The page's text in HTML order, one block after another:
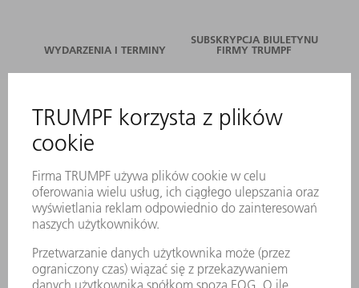
WYDARZENIA I TERMINY
SUBSKRYPCJA BIULETYNU
FIRMY TRUMPF
SERWIS ONLINE
KONTAKT
LOKALIZACJE
WYDARZENIA I TERMINY
SUBSKRYPCJA NEWSLETTERA
MYTRUMPF
KARTY BEZPIECZEŃSTWA
PRODUKTY
MASZYNY & SYSTEMY
LASER